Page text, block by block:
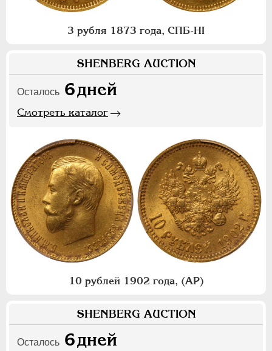
3 рубля 1873 года, СПБ-НI
SHENBERG AUCTION
Осталось 6дней
Смотреть каталог
10 рублей 1902 года, (АР)
SHENBERG AUCTION
Осталось 6дней